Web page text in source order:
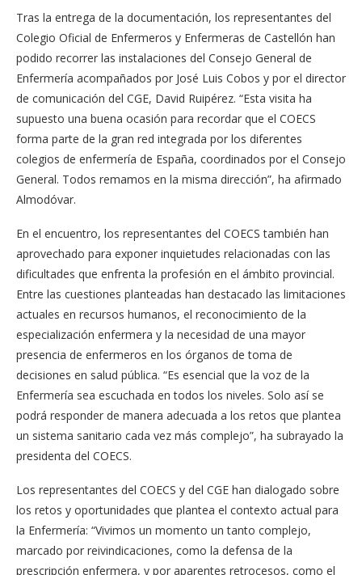
Tras la entrega de la documentación, los representantes del
Colegio Oficial de Enfermeros y Enfermeras de Castellón han
podido recorrer las instalaciones del Consejo General de
Enfermería acompañados por José Luis Cobos y por el director
de comunicación del CGE, David Ruipérez. “Esta visita ha
supuesto una buena ocasión para recordar que el COECS
forma parte de la gran red integrada por los diferentes
colegios de enfermería de España, coordinados por el Consejo
General. Todos remamos en la misma dirección”, ha afirmado
Almodóvar.
En el encuentro, los representantes del COECS también han
aprovechado para exponer inquietudes relacionadas con las
dificultades que enfrenta la profesión en el ámbito provincial.
Entre las cuestiones planteadas han destacado las limitaciones
actuales en recursos humanos, el reconocimiento de la
especialización enfermera y la necesidad de una mayor
presencia de enfermeros en los órganos de toma de
decisiones en salud pública. “Es esencial que la voz de la
Enfermería sea escuchada en todos los niveles. Solo así se
podrá responder de manera adecuada a los retos que plantea
un sistema sanitario cada vez más complejo”, ha subrayado la
presidenta del COECS.
Los representantes del COECS y del CGE han dialogado sobre
los retos y oportunidades que plantea el contexto actual para
la Enfermería: “Vivimos un momento un tanto complejo,
marcado por reivindicaciones, como la defensa de la
prescripción enfermera, y por aparentes retrocesos, como el